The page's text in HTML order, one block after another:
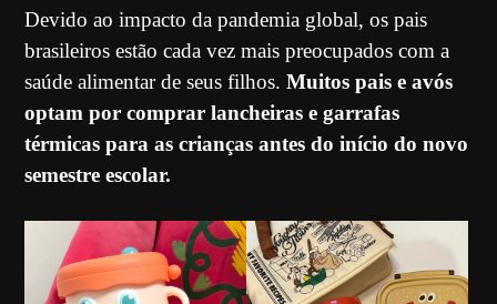
Devido ao impacto da pandemia global, os pais
brasileiros estão cada vez mais preocupados com a
saúde alimentar de seus filhos.Muitos pais e avós
optam por comprar lancheiras e garrafas
térmicas para as crianças antes do início do novo
semestre escolar.